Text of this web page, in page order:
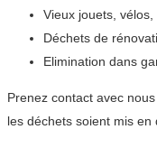
Vieux jouets,
Déchets de
Elimination dans
Prenez contact avec
les déchets soient mis